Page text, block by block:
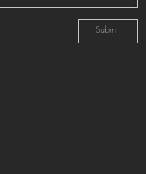
Submit